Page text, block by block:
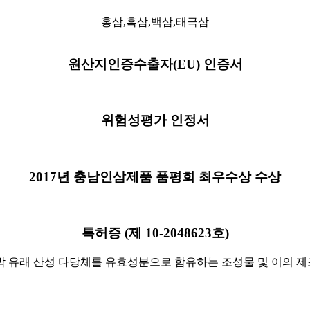
홍삼,흑삼,백삼,태극삼
원산지인증수출자(EU) 인증서
위험성평가 인정서
2017년 충남인삼제품 품평회 최우수상 수상
특허증 (제 10-2048623호)
유래 산성 다당체를 유효성분으로 함유하는 조성물 및 이의 제